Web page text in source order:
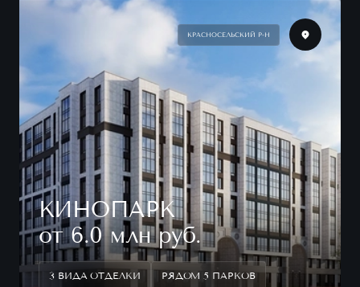
КРАСНОСЕЛЬСКИЙ Р-Н
КИНОПАРК
от 6.0 млн руб.
3 ВИДА ОТДЕЛКИ РЯДОМ 5 ПАРКОВ